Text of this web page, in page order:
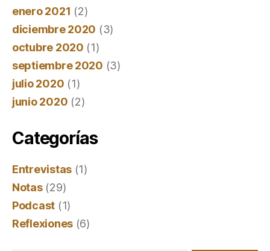
enero 2021 (2)
diciembre 2020 (3)
octubre 2020 (1)
septiembre 2020 (3)
julio 2020 (1)
junio 2020 (2)
Categorías
Entrevistas (1)
Notas(29)
Podcast (1)
Reflexiones (6)